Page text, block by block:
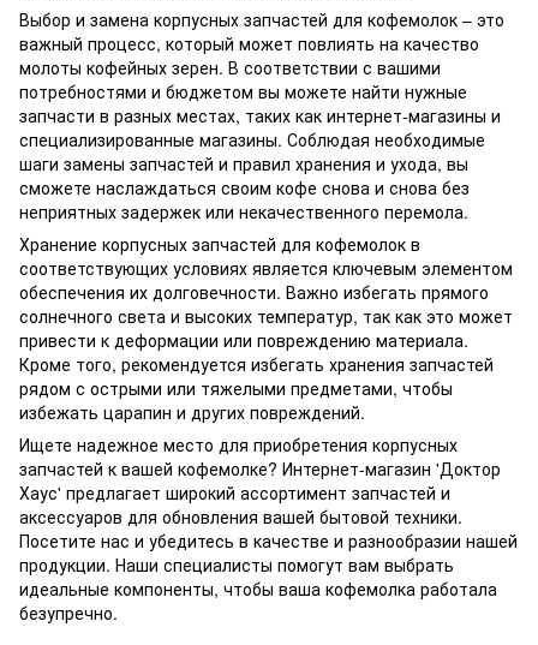
Выбор и замена корпусных запчастей для кофемолок – это
важный процесс, который может повлиять на качество
молоты кофейных зерен. В соответствии с вашими
потребностями и бюджетом вы можете найти нужные
запчасти в разных местах, таких как интернет-магазины и
специализированные магазины. Соблюдая необходимые
шаги замены запчастей и правил хранения и ухода, вы
сможете наслаждаться своим кофе снова и снова без
неприятных задержек или некачественного перемола.
Хранение корпусных запчастей для кофемолок в
соответствующих условиях является ключевым элементом
обеспечения их долговечности. Важно избегать прямого
солнечного света и высоких температур, так как это может
привести к деформации или повреждению материала.
Кроме того, рекомендуется избегать хранения запчастей
рядом с острыми или тяжелыми предметами, чтобы
избежать царапин и других повреждений.
Ищете надежное место для приобретения корпусных
запчастей к вашей кофемолке? Интернет-магазин 'Доктор
Хаус' предлагает широкий ассортимент запчастей и
аксессуаров для обновления вашей бытовой техники.
Посетите нас и убедитесь в качестве и разнообразии нашей
продукции. Наши специалисты помогут вам выбрать
идеальные компоненты, чтобы ваша кофемолка работала
безупречно.